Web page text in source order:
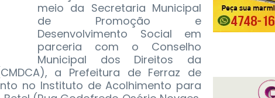
meio da Secretaria Municipal
de Promoção e
Desenvolvimento Social em
parceria com o Conselho
Municipal dos Direitos da
a Prefeitura de Ferraz de
no Instituto de Acolhimento para